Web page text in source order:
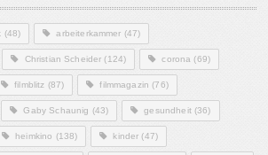
(48) arbeiterkammer (47)
Christian Scheider (124) corona (69)
filmblitz (87) filmmagazin (76)
Gaby Schaunig (43) gesundheit(36)
heimkino (138) kinder (47)